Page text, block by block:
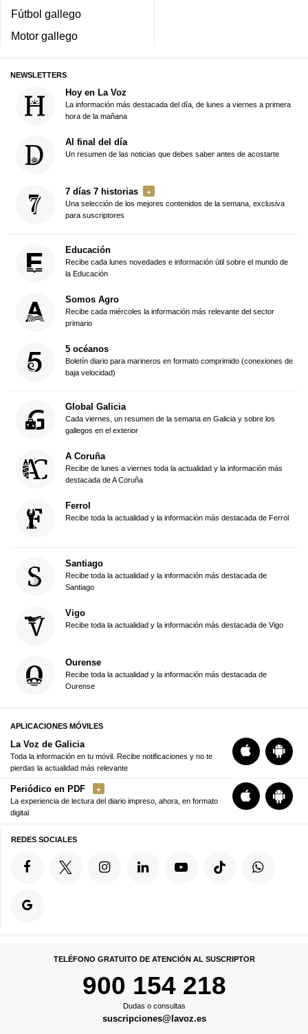
Fútbol gallego
Motor gallego
NEWSLETTERS
Hoy en La Voz
La información más destacada del día, de lunes a viernes a primera
hora de la mañana
Al final del día
Un resumen de las noticias que debes saber antes de acostarte
7 días 7 historias
Una selección de los mejores contenidos de la semana, exclusiva
para suscriptores
Educación
Recibe cada lunes novedades e información útil sobre el mundo de
la Educación
Somos Agro
Recibe cada miércoles la información más relevante del sector
primario
5 océanos
Boletín diario para marineros en formato comprimido (conexiones de
baja velocidad)
Global Galicia
Cada viernes, un resumen de la semana en Galicia y sobre los
gallegos en el exterior
A Coruña
Recibe de lunes a viernes toda la actualidad y la información más
destacada de A Coruña
Ferrol
Recibe toda la actualidad y la información más destacada de Ferrol
Santiago
Recibe toda la actualidad y la información más destacada de
Santiago
Vigo
Recibe toda la actualidad y la información más destacada de Vigo
Ourense
Recibe toda la actualidad y la información más destacada de
Ourense
APLICACIONES MÓVILES
La Voz de Galicia
Toda la información en tu móvil. Recibe notificaciones y no te
pierdas la actualidad más relevante
Periódico en PDF
La experiencia de lectura del diario impreso, ahora, en formato
digital
REDES SOCIALES
TELÉFONO GRATUITO DE ATENCIÓN AL SUSCRIPTOR
900 154 218
Dudas o consultas
suscripciones@lavoz.es